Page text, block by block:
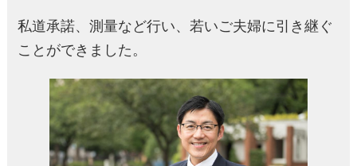
私道承諾、測量など行い、若いご夫婦に引き継ぐ
ことができました。